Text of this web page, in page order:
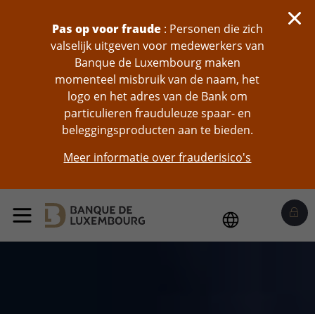
Pas op voor fraude: Personen die zich
valselijk uitgeven voor medewerkers van
Banque de Luxembourg maken
momenteel misbruik van de naam, het
logo en het adres van de Bank om
particulieren frauduleuze spaar- en
beleggingsproducten aan te bieden.
Meer informatie over frauderisico's